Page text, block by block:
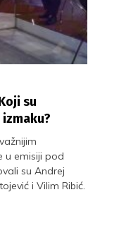
su
u emisiji pod
su Andrej
i Vilim Ribić.